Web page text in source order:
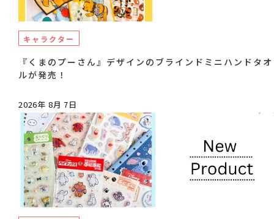
キャラクター
『くまのプーさん』デザインのブラインドミニハンドタオ
ルが発売！
2026年 8月 7日